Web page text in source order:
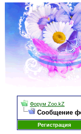
Форум Zoo.kZ
Сообщение
Регистрация